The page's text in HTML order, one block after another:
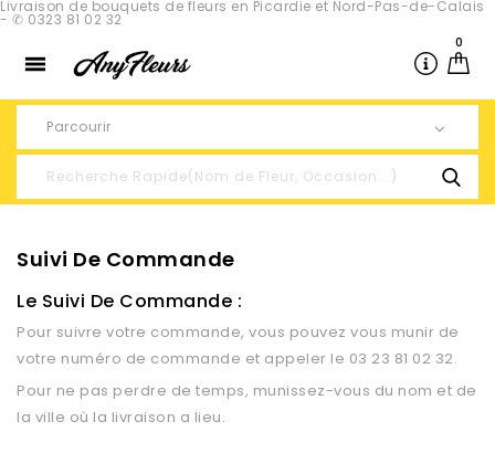
Livraison de bouquets de fleurs en Picardie et Nord-Pas-de-Calais
- ✆ 0323 81 02 32

0
Parcourir
Suivi De Commande
Le Suivi De Commande :
Pour suivre votre commande, vous pouvez vous munir de
votre numéro de commande et appeler le 03 23 81 02 32.
Pour ne pas perdre de temps, munissez-vous du nom et de
la ville où la livraison a lieu.